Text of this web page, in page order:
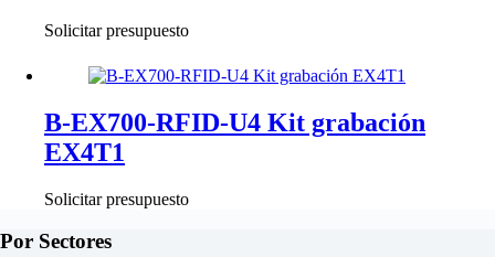
Solicitar presupuesto
B-EX700-RFID-U4 Kit grabación
EX4T1
Solicitar presupuesto
Por Sectores